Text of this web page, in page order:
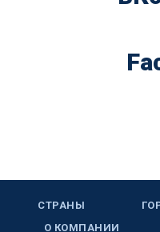
СТРАНЫ
О КОМПАНИИ